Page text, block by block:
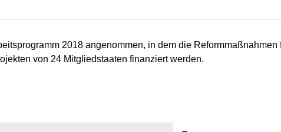
2018 angenommen, in dem die
von 24 Mitgliedstaaten finanziert werden.